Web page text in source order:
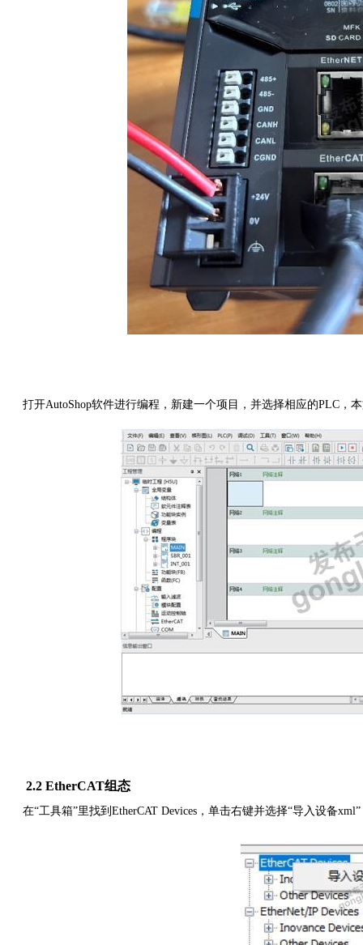
打开AutoShop软件进行编程，新建一个项目，并选择相应的PLC，
2.2 EtherCAT组态
在“工具箱”里找到EtherCAT Devices，单击右键并选择“导入设备xml”